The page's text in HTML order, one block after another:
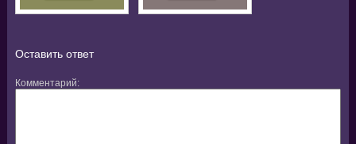
Оставить ответ
Комментарий